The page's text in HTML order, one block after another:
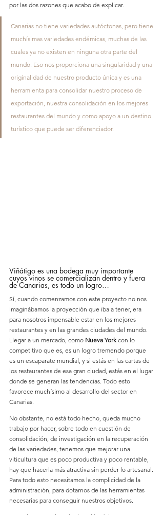
por las dos razones que acabo de explicar.
Canarias no tiene variedades autóctonas, pero tiene
muchísimas variedades endémicas, muchas de las
cuales ya no existen en ninguna otra parte del
mundo. Eso nos proporciona una singularidad y una
originalidad de nuestro producto única y es una
herramienta para consolidar nuestro proceso de
exportación, nuestra consolidación en los mejores
restaurantes del mundo y como apoyo a un destino
turístico que puede ser diferenciador.
Viñátigo es una bodega muy importante
cuyos vinos se comercializan dentro y fuera
de Canarias, es todo un logro…
Sí, cuando comenzamos con este proyecto no nos
imaginábamos la proyección que iba a tener, era
para nosotros impensable estar en los mejores
restaurantes y en las grandes ciudades del mundo.
Llegar a un mercado, como Nueva York con lo
competitivo que es, es un logro tremendo porque
es un escaparate mundial, y si estás en las cartas de
los restaurantes de esa gran ciudad, estás en el lugar
donde se generan las tendencias. Todo esto
favorece muchísimo al desarrollo del sector en
Canarias.
No obstante, no está todo hecho, queda mucho
trabajo por hacer, sobre todo en cuestión de
consolidación, de investigación en la recuperación
de las variedades, tenemos que mejorar una
viticultura que es poco productiva y poco rentable,
hay que hacerla más atractiva sin perder lo artesanal.
Para todo esto necesitamos la complicidad de la
administración, para dotarnos de las herramientas
necesarias para conseguir nuestros objetivos.